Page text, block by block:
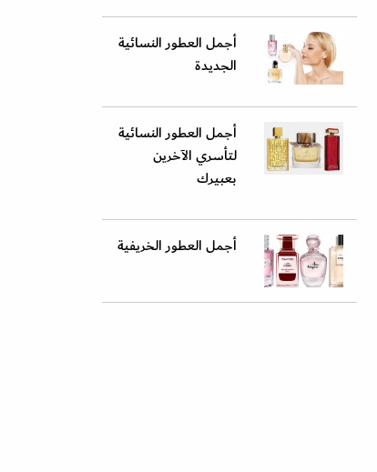
أجمل العطور النسائية
الجديدة
أجمل العطور النسائية
لتأسري الآخرين
بعبيرك
أجمل العطور الخريفية